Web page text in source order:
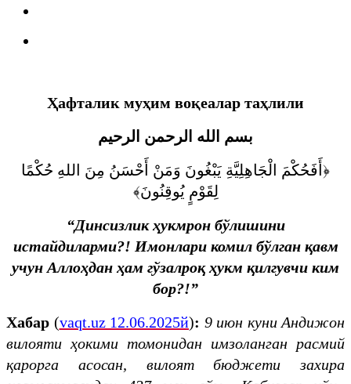
Ҳафталик муҳим воқеалар таҳлили
بسم الله الرحمن الرحيم
﴿أَفَحُكْمَ الْجَاهِلِيَّةِ يَبْغُونَ وَمَنْ أَحْسَنُ مِنَ اللهِ حُكْمًا
لِقَوْمٍ يُوقِنُونَ﴾
“Динсизлик ҳукмрон бўлишини
истайдиларми?! Имонлари комил бўлган қавм
учун Аллоҳдан ҳам гўзалроқ ҳукм қилгувчи ким
бор?!”
Хабар (vaqt.uz 12.06.2025й): 9 июн куни Андижон
вилояти ҳокими томонидан имзоланган расмий
қарорга асосан, вилоят бюджети захира